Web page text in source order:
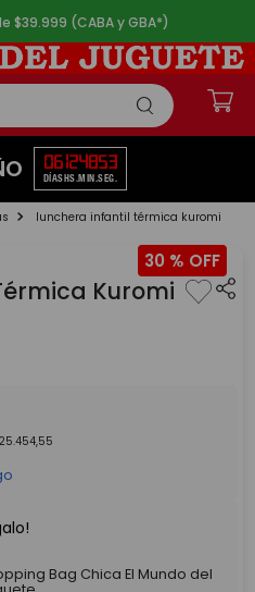
$39.999 (CABA y GBA*)
06
DÍAS
12
HS.
48
MIN.
53
SEG.
lunchera infantil térmica kuromi
30 %
Kuromi
25.454,55
Bag Chica El Mundo del